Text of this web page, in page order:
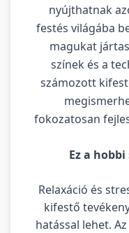
nyújthatnak
festés világába
magukat
színek és a
számozott
fokozatosan
Ez a
Relaxáció és
kifestő
hatással lehet.